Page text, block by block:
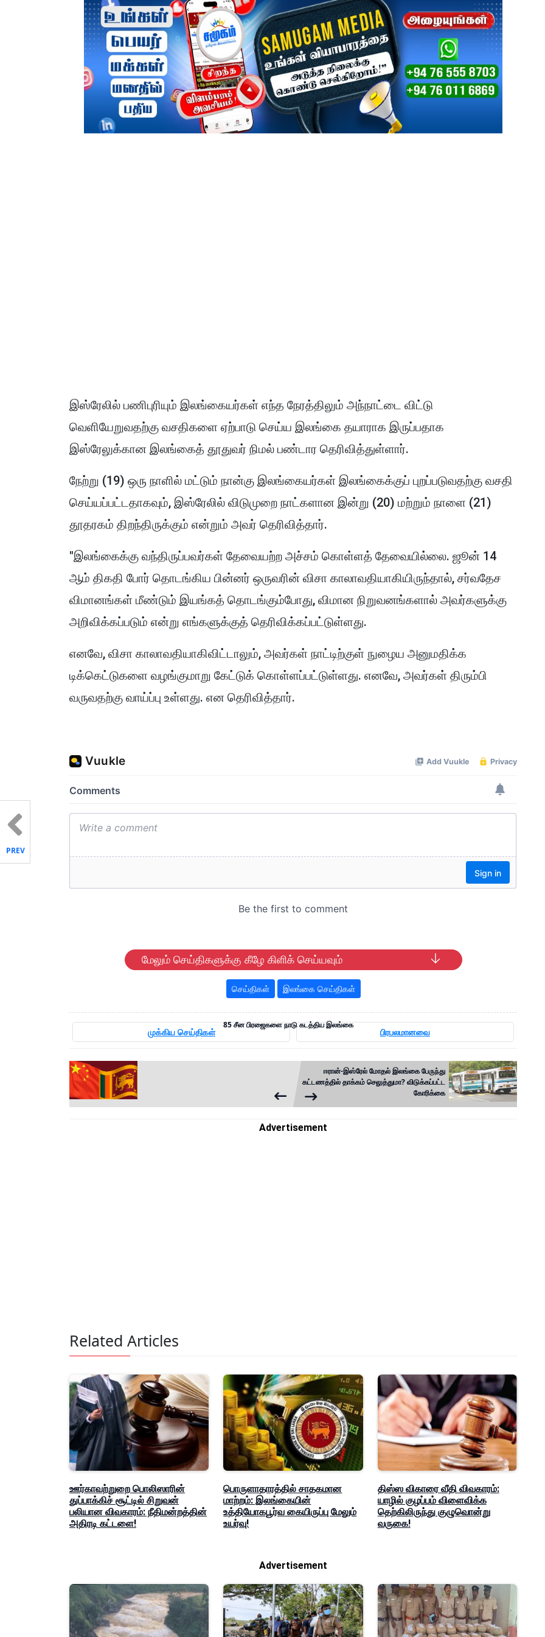
இஸ்ரேலில் பணிபுரியும் இலங்கையர்கள் எந்த நேரத்திலும் அந்நாட்டை விட்டு
வெளியேறுவதற்கு வசதிகளை ஏற்பாடு செய்ய இலங்கை தயாராக இருப்பதாக
இஸ்ரேலுக்கான இலங்கைத் தூதுவர் நிமல் பண்டார தெரிவித்துள்ளார்.
நேற்று (19) ஒரு நாளில் மட்டும் நான்கு இலங்கையர்கள் இலங்கைக்குப் புறப்படுவதற்கு வசதி
செய்யப்பட்டதாகவும், இஸ்ரேலில் விடுமுறை நாட்களான இன்று (20) மற்றும் நாளை (21)
தூதரகம் திறந்திருக்கும் என்றும் அவர் தெரிவித்தார்.
"இலங்கைக்கு வந்திருப்பவர்கள் தேவையற்ற அச்சம் கொள்ளத் தேவையில்லை. ஜூன் 14
ஆம் திகதி போர் தொடங்கிய பின்னர் ஒருவரின் விசா காலாவதியாகியிருந்தால், சர்வதேச
விமானங்கள் மீண்டும் இயங்கத் தொடங்கும்போது, விமான நிறுவனங்களால் அவர்களுக்கு
அறிவிக்கப்படும் என்று எங்களுக்குத் தெரிவிக்கப்பட்டுள்ளது.
எனவே, விசா காலாவதியாகிவிட்டாலும், அவர்கள் நாட்டிற்குள் நுழைய அனுமதிக்க
டிக்கெட்டுகளை வழங்குமாறு கேட்டுக் கொள்ளப்பட்டுள்ளது. எனவே, அவர்கள் திரும்பி
வருவதற்கு வாய்ப்பு உள்ளது. என தெரிவித்தார்.
மேலும் செய்திகளுக்கு கீழே கிளிக் செய்யவும்
செய்திகள் இலங்கை செய்திகள்
முக்கிய செய்திகள் பிரபலமானவை
85 சீன பிரஜைகளை நாடு கடத்திய இலங்கை
ஈரான்-இஸ்ரேல் மோதல் இலங்கை பேருந்து
கட்டணத்தில் தாக்கம் செலுத்துமா? விடுக்கப்பட்ட
கோரிக்கை
PREV
Advertisement
Related Articles
ஊர்காவற்றுறை பொலிஸாரின்
துப்பாக்கிச் சூட்டில் சிறுவன்
பலியான விவகாரம்: நீதிமன்றத்தின்
அதிரடி கட்டளை!
பொருளாதாரத்தில் சாதகமான
மாற்றம்: இலங்கையின்
உத்தியோகபூர்வ கையிருப்பு மேலும்
உயர்வு!
திஸ்ஸ விகாரை வீதி விவகாரம்:
யாழில் குழப்பம் விளைவிக்க
தெற்கிலிருந்து குழுவொன்று
வருகை!
Advertisement